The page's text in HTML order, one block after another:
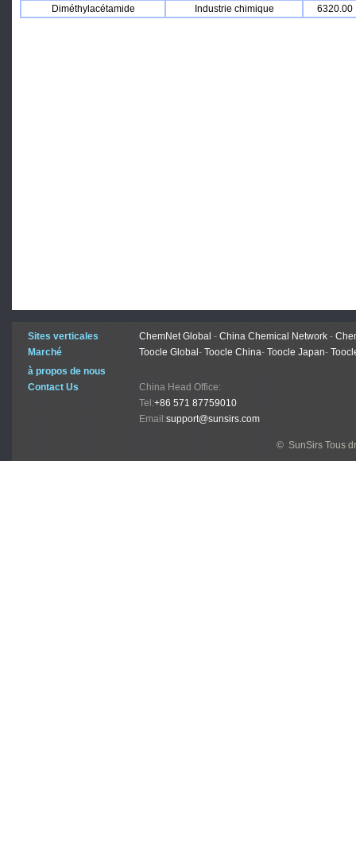
Diméthylacétamide
Industrie chimique 6320.00
Sites verticales ChemNet Global - China Chemical Network -
Marché
Toocle Global - Toocle China- Toocle Japan-
à propos de nous
Contact Us
China Head Office:
Tel:+86 571 87759010
Email:support@sunsirs.com
© SunSirs Tous